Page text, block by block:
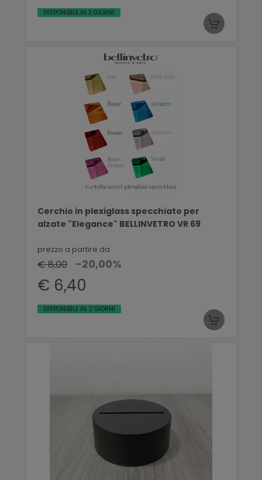
DISPONIBILE IN 3 GIORNI
Cerchio in plexiglass specchiato per
alzate "Elegance" BELLINVETRO VR 69
prezzo a partire da
€ 8,00 -20,00%
€ 6,40
DISPONIBILE IN 2 GIORNI